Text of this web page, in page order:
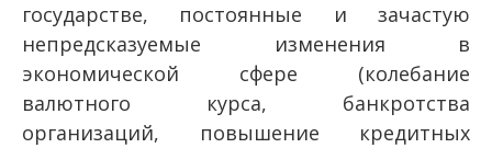
государстве, постоянные и зачастую
непредсказуемые изменения в
экономической сфере (колебание
валютного курса, банкротства
организаций, повышение кредитных